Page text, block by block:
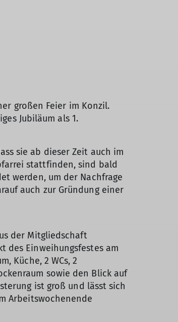
großen Feier im Konzil.
Jubiläum als 1.
sie ab dieser Zeit auch im
stattfinden, sind bald
werden, um der Nachfrage
auch zur Gründung einer
der Mitgliedschaft
des Einweihungsfestes am
Küche, 2 WCs, 2
sowie den Blick auf
ist groß und lässt sich
Arbeitswochenende